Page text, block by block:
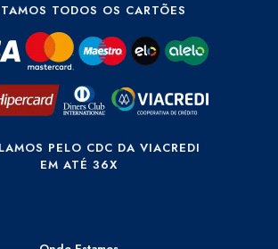
TODOS OS CARTÕES
PELO CDC DA VIACREDI
EM ATÉ 36X